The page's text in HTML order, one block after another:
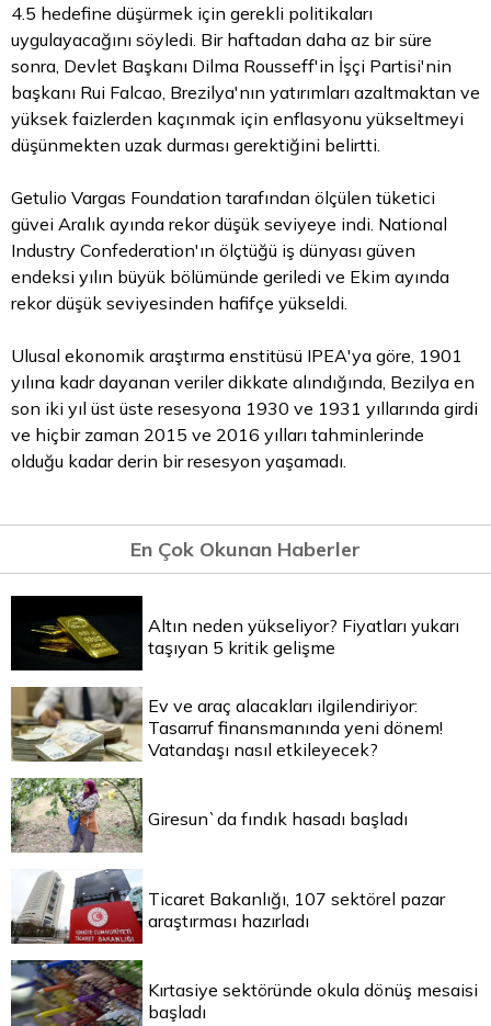
4.5 hedefine düşürmek için gerekli politikaları
uygulayacağını söyledi. Bir haftadan daha az bir süre
sonra, Devlet Başkanı Dilma Rousseff'in İşçi Partisi'nin
başkanı Rui Falcao, Brezilya'nın yatırımları azaltmaktan ve
yüksek faizlerden kaçınmak için enflasyonu yükseltmeyi
düşünmekten uzak durması gerektiğini belirtti.
Getulio Vargas Foundation tarafından ölçülen tüketici
güvei Aralık ayında rekor düşük seviyeye indi. National
Industry Confederation'ın ölçtüğü iş dünyası güven
endeksi yılın büyük bölümünde geriledi ve Ekim ayında
rekor düşük seviyesinden hafifçe yükseldi.
Ulusal ekonomik araştırma enstitüsü IPEA'ya göre, 1901
yılına kadr dayanan veriler dikkate alındığında, Bezilya en
son iki yıl üst üste resesyona 1930 ve 1931 yıllarında girdi
ve hiçbir zaman 2015 ve 2016 yılları tahminlerinde
olduğu kadar derin bir resesyon yaşamadı.
En Çok Okunan Haberler
Altın neden yükseliyor? Fiyatları yukarı
taşıyan 5 kritik gelişme
Ev ve araç alacakları ilgilendiriyor:
Tasarruf finansmanında yeni dönem!
Vatandaşı nasıl etkileyecek?
Giresun`da fındık hasadı başladı
Ticaret Bakanlığı, 107 sektörel pazar
araştırması hazırladı
Kırtasiye sektöründe okula dönüş mesaisi
başladı